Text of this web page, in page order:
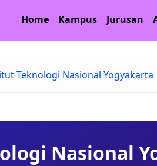
Home Kampus Jurusan
Teknologi Nasional Yogyakarta
Nasional